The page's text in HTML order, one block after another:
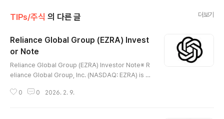
TIPs/주식 의 다른 글 더보기
Reliance Global Group (EZRA) Invest
or Note
Reliance Global Group (EZRA) Investor Note※ R
eliance Global Group, Inc. (NASDAQ: EZRA) is a
and financial services sector, utilizing digital plat
0 0 2026. 2. 9.